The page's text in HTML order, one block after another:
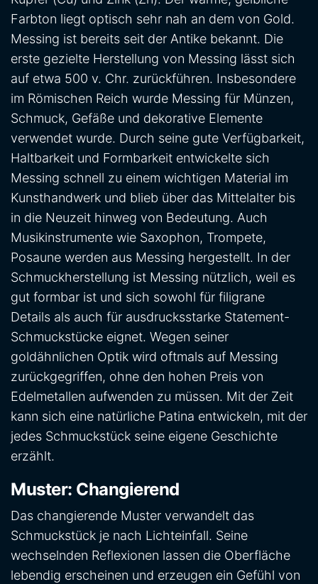
Farbton liegt optisch sehr nah an dem von Gold.
Messing ist bereits seit der Antike bekannt. Die
erste gezielte Herstellung von Messing lässt sich
auf etwa 500 v. Chr. zurückführen. Insbesondere
im Römischen Reich wurde Messing für Münzen,
Schmuck, Gefäße und dekorative Elemente
verwendet wurde. Durch seine gute Verfügbarkeit,
Haltbarkeit und Formbarkeit entwickelte sich
Messing schnell zu einem wichtigen Material im
Kunsthandwerk und blieb über das Mittelalter bis
in die Neuzeit hinweg von Bedeutung. Auch
Musikinstrumente wie Saxophon, Trompete,
Posaune werden aus Messing hergestellt. In der
Schmuckherstellung ist Messing nützlich, weil es
gut formbar ist und sich sowohl für filigrane
Details als auch für ausdrucksstarke Statement-
Schmuckstücke eignet. Wegen seiner
goldähnlichen Optik wird oftmals auf Messing
zurückgegriffen, ohne den hohen Preis von
Edelmetallen aufwenden zu müssen. Mit der Zeit
kann sich eine natürliche Patina entwickeln, mit der
jedes Schmuckstück seine eigene Geschichte
erzählt.
Muster: Changierend
Das changierende Muster verwandelt das
Schmuckstück je nach Lichteinfall. Seine
wechselnden Reflexionen lassen die Oberfläche
lebendig erscheinen und erzeugen ein Gefühl von